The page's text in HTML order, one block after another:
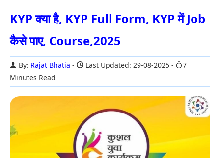
KYP क्या है, KYP Full Form, KYP में Job
कैसे पाए, Course,2025
By: Rajat Bhatia Last Updated: 29-08-2025
7
Minutes Read